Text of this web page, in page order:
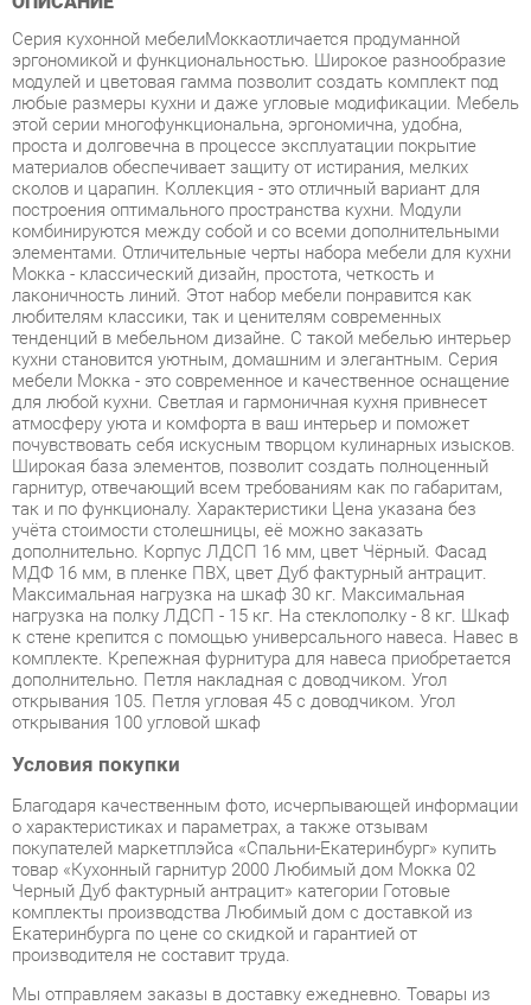
модулей и цветовая гамма позволит создать комплект под
любые размеры кухни и даже угловые модификации. Мебель
этой серии многофункциональна, эргономична, удобна,
проста и долговечна в процессе эксплуатации покрытие
материалов обеспечивает защиту от истирания, мелких
сколов и царапин. Коллекция - это отличный вариант для
построения оптимального пространства кухни. Модули
комбинируются между собой и со всеми дополнительными
элементами. Отличительные черты набора мебели для кухни
Мокка - классический дизайн, простота, четкость и
лаконичность линий. Этот набор мебели понравится как
любителям классики, так и ценителям современных
тенденций в мебельном дизайне. С такой мебелью интерьер
кухни становится уютным, домашним и элегантным. Серия
мебели Мокка - это современное и качественное оснащение
для любой кухни. Светлая и гармоничная кухня привнесет
атмосферу уюта и комфорта в ваш интерьер и поможет
почувствовать себя искусным творцом кулинарных изысков.
Широкая база элементов, позволит создать полноценный
гарнитур, отвечающий всем требованиям как по габаритам,
так и по функционалу. Характеристики Цена указана без
учёта стоимости столешницы, её можно заказать
дополнительно. Корпус ЛДСП 16 мм, цвет Чёрный. Фасад
МДФ 16 мм, в пленке ПВХ, цвет Дуб фактурный антрацит.
Максимальная нагрузка на шкаф 30 кг. Максимальная
нагрузка на полку ЛДСП - 15 кг. На стеклополку - 8 кг. Шкаф
к стене крепится с помощью универсального навеса. Навес в
комплекте. Крепежная фурнитура для навеса приобретается
дополнительно. Петля накладная с доводчиком. Угол
открывания 105. Петля угловая 45 с доводчиком. Угол
открывания 100 угловой шкаф
Условия покупки
Благодаря качественным фото, исчерпывающей информации
о характеристиках и параметрах, а также отзывам
товар «Кухонный гарнитур 2000 Любимый дом Мокка 02
комплекты производства Любимый дом с доставкой из
Екатеринбурга по цене со скидкой и гарантией от
производителя не составит труда.
Мы отправляем заказы в доставку ежедневно. Товары из
ассортимента в наличии на складе в Екатеринбурге вы
получите не позднее48-ми часовс момента оформления
заказа. Дополнительно вы можете заказать подъём на этаж
и сборку мебельных изделий.